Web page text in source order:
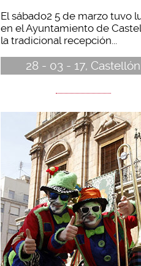
El sábado2 5 de marzo tuvo
en el Ayuntamiento de
la tradicional recepción...
28 - 03 - 17, Castellón